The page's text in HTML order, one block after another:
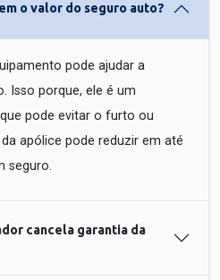
o valor do seguro auto?
pode ajudar a
Isso porque, ele é um
pode evitar o furto ou
apólice pode reduzir em até
seguro.
cancela garantia da